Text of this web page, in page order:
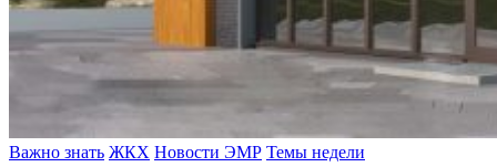
Важно знать ЖКХ Новости ЭМР Темы недели